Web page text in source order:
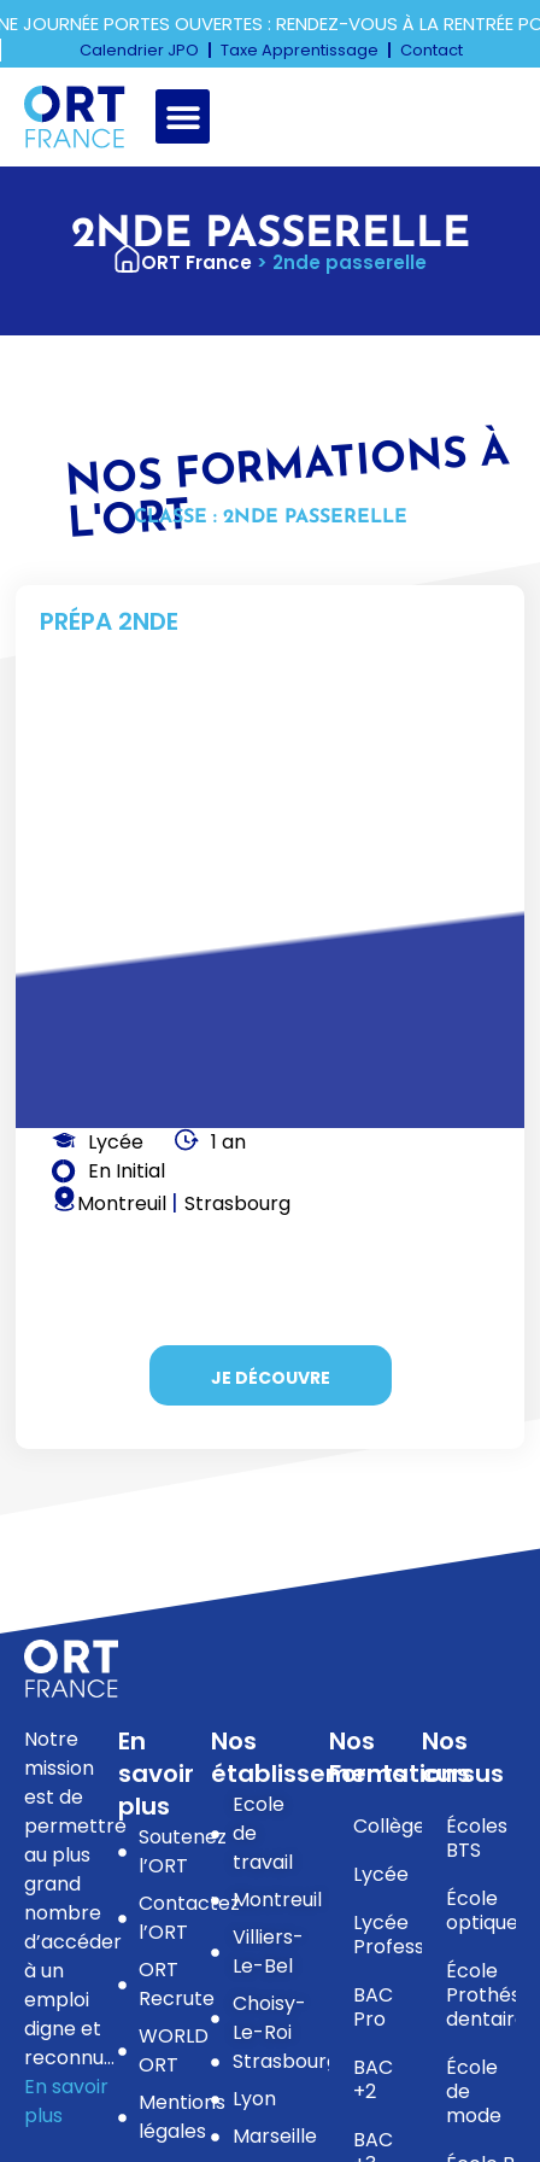
JOURNÉE PORTES OUVERTES : RENDEZ-VOUS À LA RENTRÉE
Calendrier JPO Taxe Apprentissage Contact
2NDE PASSERELLE
ORT France > 2nde passerelle
N
OS F
OR
MATI
O
NS À
L'
ORTCLASSE : 2NDE PASSERELLE
PRÉPA 2NDE
Lycée
1 an
En Initial
Montreuil | Strasbourg
JE DÉCOUVRE
Notre
mission
est de
permettre
au plus
grand
nombre
d’accéder
à un
emploi
digne et
reconnu…
En savoir
plus
En
savoir
plus
Soutenez
l’ORT
Contactez
l’ORT
ORT
Recrute
WORLD
ORT
Mentions
légales
Nos
établissements
Ecole
de
travail
Montreuil
Villiers-
Le-Bel
Choisy-
Le-Roi
Strasbourg
Lyon
Marseille
Nos
Formations
Collège
Lycée
Lycée
Professionnel
BAC
Pro
BAC
+2
BAC
Nos
cursus
Écoles
BTS
École
optique
École
dentaire
École
de
mode